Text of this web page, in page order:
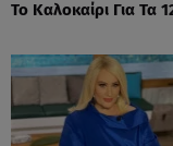
Το Καλοκαίρι Για Τα